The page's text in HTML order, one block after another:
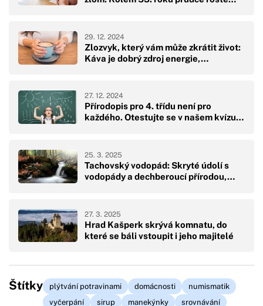
Zlozvyk, který vám může zkrátit život:
Káva je dobrý zdroj energie,…
29. 12. 2024
Přírodopis pro 4. třídu není pro
každého. Otestujte se v našem kvízu…
27. 12. 2024
Tachovský vodopád: Skryté údolí s
vodopády a dechberoucí přírodou,…
25. 3. 2025
Hrad Kašperk skrývá komnatu, do
které se báli vstoupit i jeho majitelé
27. 3. 2025
Štítky plýtvání potravinami domácnosti
numismatik
vyčerpání
sirup manekýnky srovnávání